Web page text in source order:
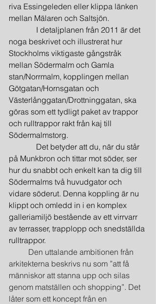
riva ­Essingeleden eller klippa länken
mellan Mälaren och Saltsjön.
I detaljplanen från 2011 är det
noga beskrivet och illustrerat hur
Stockholms viktigaste gångstråk
mellan Södermalm och Gamla
stan/Norrmalm, kopplingen mellan
Götgatan/Hornsgatan och
Västerlånggatan/Drottninggatan, ska
göras som ett tydligt paket av trappor
och rulltrappor rakt från kaj till
Södermalmstorg.
Det betyder att du, när du står
på Munkbron och tittar mot söder, ser
hur du snabbt och enkelt kan ta dig till
Södermalms två ­huvudgator och
vidare söderut. Denna koppling är nu
klippt och omledd in i en komplex
galleriamiljö bestående av ett virrvarr
av terrasser, trapplopp och snedställda
rulltrappor.
arkitekterna beskrivs nu som ”att få
människor att stanna upp och silas
genom matställen och shopping”. Det
låter som ett koncept från en